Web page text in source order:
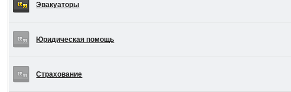
Эвакуаторы
Юридическая помощь
Страхование